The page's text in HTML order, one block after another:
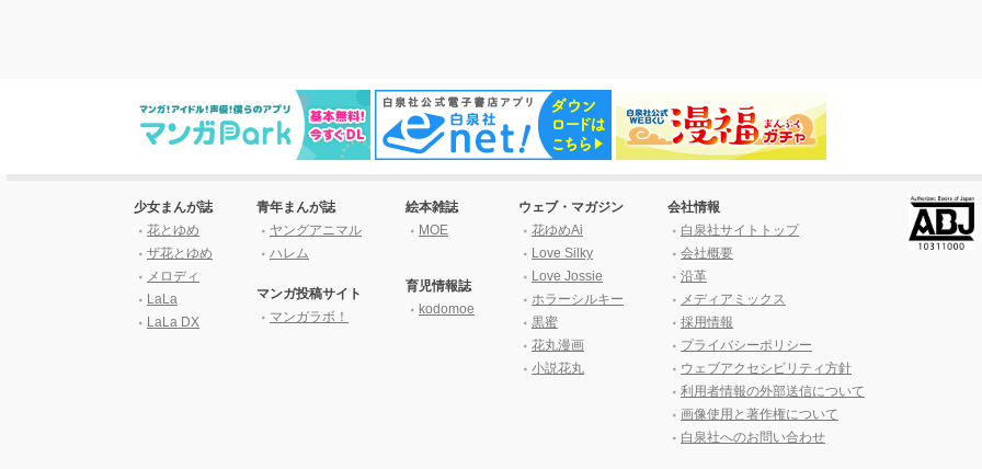
少女まんが誌
花とゆめ
ザ花とゆめ
メロディ
LaLa
LaLa DX
青年まんが誌
ヤングアニマル
ハレム
マンガ投稿サイト
マンガラボ！
絵本雑誌
MOE
育児情報誌
kodomoe
ウェブ・マガジン
花ゆめAi
Love Silky
Love Jossie
ホラーシルキー
黒蜜
花丸漫画
小説花丸
会社情報
白泉社サイトトップ
会社概要
沿革
メディアミックス
採用情報
プライバシーポリシー
ウェブアクセシビリティ方針
利用者情報の外部送信について
画像使用と著作権について
白泉社へのお問い合わせ